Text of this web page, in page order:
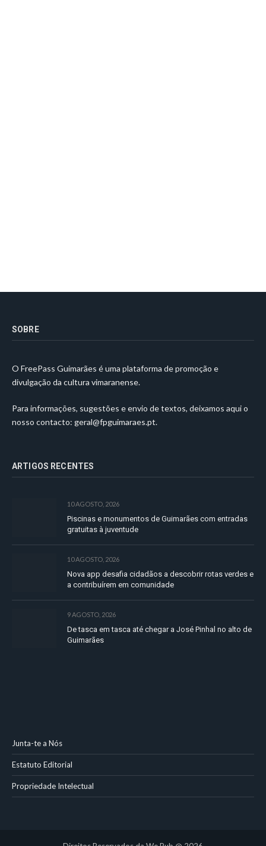
SOBRE
O FreePass Guimarães é uma plataforma de promoção e
divulgação da cultura vimaranense.
Para informações, sugestões e envio de textos, deixamos aqui o
nosso contacto: geral@fpguimaraes.pt.
ARTIGOS RECENTES
10 AGOSTO, 2026
Piscinas e monumentos de Guimarães com entradas
gratuitas à juventude
10 AGOSTO, 2026
Nova app desafia cidadãos a descobrir rotas verdes e
a contribuírem em comunidade
9 AGOSTO, 2026
De tasca em tasca até chegar a José Pinhal no alto de
Guimarães
Junta-te a Nós
Estatuto Editorial
Propriedade Intelectual